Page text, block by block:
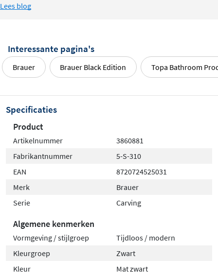
Lees blog
Interessante pagina's
Brauer Brauer Black Edition Topa Bathroom
Specificaties
Product
Artikelnummer
3860881
Fabrikantnummer
5-S-310
EAN
8720724525031
Merk
Brauer
Serie
Carving
Algemene kenmerken
Vormgeving / stijlgroep
Tijdloos / modern
Kleurgroep
Zwart
Kleur
Mat zwart